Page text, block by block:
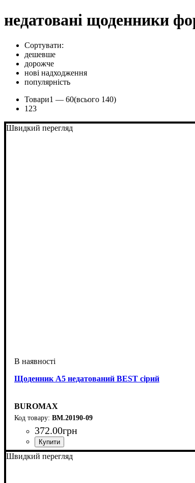
недатовані щоденники
Сортувати:
дешевше
дорожче
нові надходження
популярність
Товари1 — 60(всього 140)
1 23
Швидкий перегляд
Щоденник А5 недатований BEST сірий
BUROMAX
BM.20190-09
372.00грн
Швидкий перегляд